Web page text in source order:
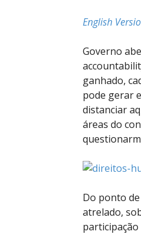
English
Governo
ganhado,
pode gerar
distanciar
áreas do
Do ponto
atrelado,